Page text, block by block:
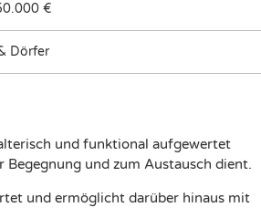
€
Dörfer
und funktional aufgewertet
und zum Austausch dient.
und ermöglicht darüber hinaus mit